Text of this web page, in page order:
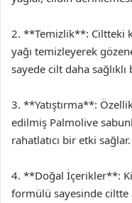
2. **Temizlik**: Ciltteki
yağı temizleyerek
sayede cilt daha
3. **Yatıştırma**:
edilmiş Palmolive
rahatlatıcı bir etki sağlar.
4. **Doğal İçerikler**:
formülü sayesinde